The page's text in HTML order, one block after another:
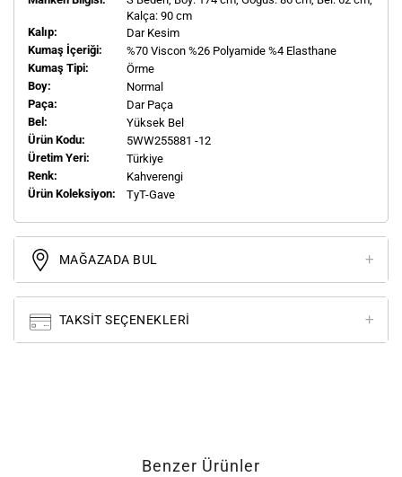
Kalça: 90 cm
Kalıp:
Dar Kesim
Kumaş İçeriği:
%70 Viscon %26 Polyamide %4 Elasthane
Kumaş Tipi:
Örme
Boy:
Normal
Paça:
Dar Paça
Bel:
Yüksek Bel
Ürün Kodu:
5WW255881 -12
Üretim Yeri:
Türkiye
Renk:
Kahverengi
Ürün Koleksiyon:
TyT-Gave
MAĞAZADA BUL
TAKSIT SEÇENEKLERI
Benzer Ürünler